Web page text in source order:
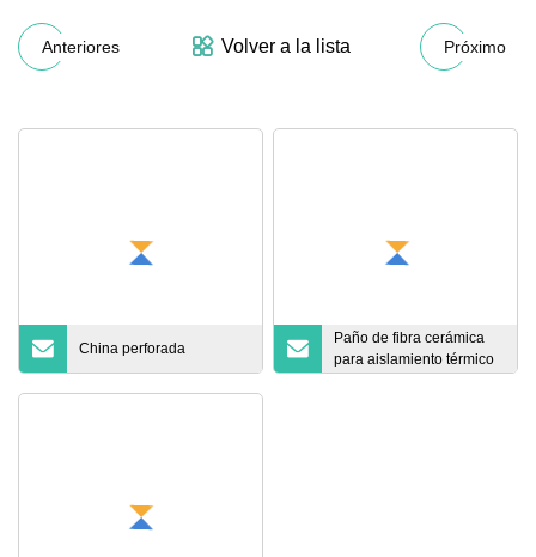
Anteriores Volver a la lista Próximo
China perforada
Paño de fibra cerámica
para aislamiento térmico